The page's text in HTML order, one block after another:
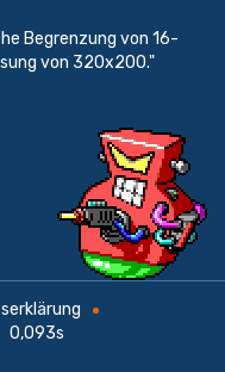
Begrenzung von 16-
von 320x200."
0,093s